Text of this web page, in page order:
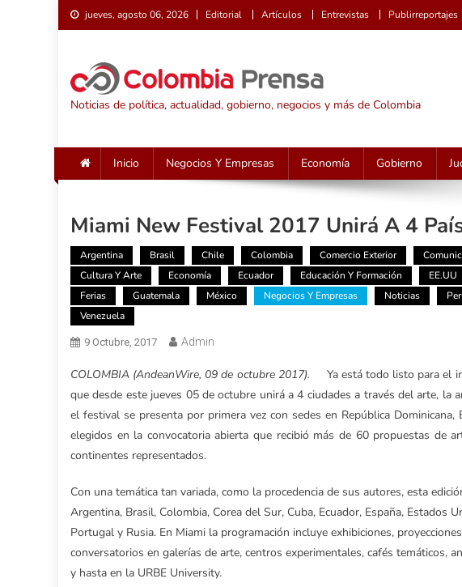
Saltar
al
jueves, agosto 06, 2026 Editorial Artículos Entrevistas Publirreportajes
Noticias de política, actualidad, gobierno, negocios y más de Colombia
Inicio Negocios Y Empresas Economía Gobierno
Miami New Festival 2017 Unirá A 4
Argentina Brasil Chile Colombia Comercio Exterior
Cultura Y Arte
Economía Ecuador Educación Y Formación EE.UU
Ferias
Guatemala México Negocios Y Empresas Noticias
Venezuela
9 Octubre, 2017 Admin
COLOMBIA (AndeanWire, 09 de octubre 2017). Ya está todo listo para el
que desde este jueves 05 de octubre unirá a 4 ciudades a través del arte, la
el festival se presenta por primera vez con sedes en República
elegidos en la convocatoria abierta que recibió más de 60 propuestas de
continentes representados.
Con una temática tan variada, como la procedencia de sus autores, esta
Argentina, Brasil, Colombia, Corea del Sur, Cuba, Ecuador, España, Estados
Portugal y Rusia. En Miami la programación incluye exhibiciones,
conversatorios en galerías de arte, centros experimentales, cafés temáticos,
y hasta en la URBE University.